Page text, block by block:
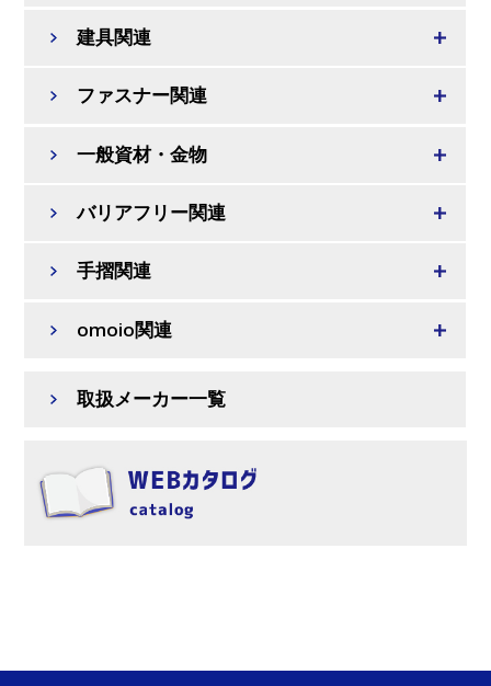
建具関連
ファスナー関連
一般資材・金物
バリアフリー関連
手摺関連
omoio関連
取扱メーカー一覧